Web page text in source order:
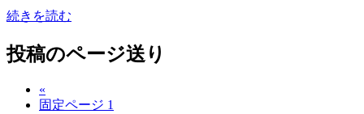
続きを読む
投稿のページ送り
«
固定ページ 1